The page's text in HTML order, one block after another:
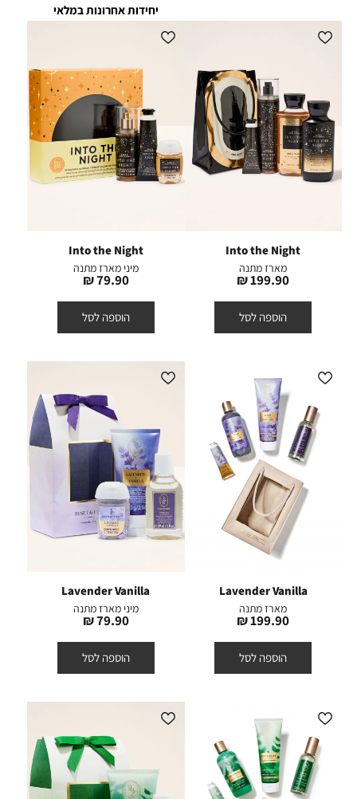
יחידות אחרונות במלאי
Into the Night
מארז מתנה
מחיר
מוצר
199.90 ₪
הוספה לסל
Into the Night
מיני מארז מתנה
מחיר
מוצר
79.90 ₪
הוספה לסל
Lavender Vanilla
מארז מתנה
מחיר
מוצר
199.90 ₪
הוספה לסל
Lavender Vanilla
מיני מארז מתנה
מחיר
מוצר
79.90 ₪
הוספה לסל